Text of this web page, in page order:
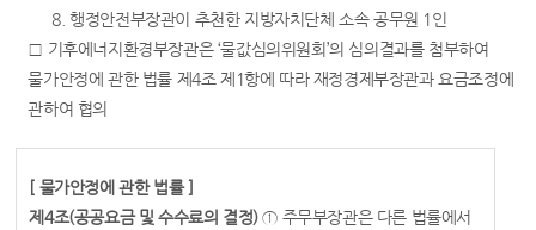
8. 행정안전부장관이 추천한 지방자치단체 소속 공무원 1인
□ 기후에너지환경부장관은 ‘물값심의위원회’의 심의결과를 첨부하여
물가안정에 관한 법률 제4조 제1항에 따라 재정경제부장관과 요금조정에
관하여 협의
[ 물가안정에 관한 법률 ]
제4조(공공요금 및 수수료의 결정)① 주무부장관은 다른 법률에서